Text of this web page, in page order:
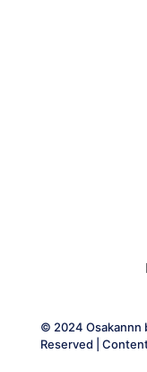
© 2024 Osakannn
Reserved |